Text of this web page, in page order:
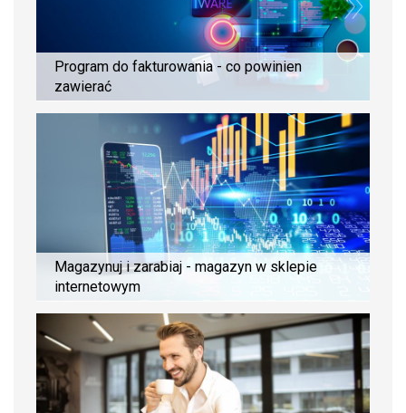
Program do fakturowania - co powinien
zawierać
Magazynuj i zarabiaj - magazyn w sklepie
internetowym